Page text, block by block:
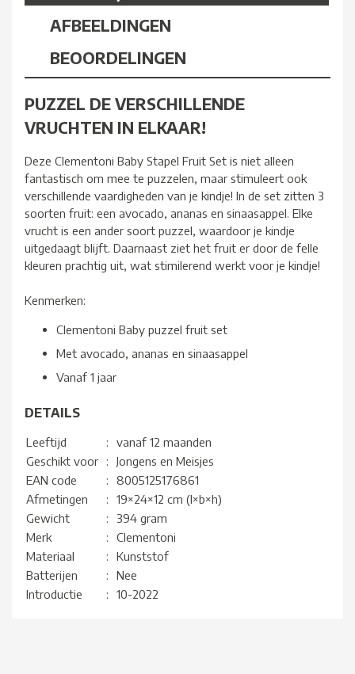
AFBEELDINGEN
BEOORDELINGEN
PUZZEL DE VERSCHILLENDE
VRUCHTEN IN ELKAAR!
Deze Clementoni Baby Stapel Fruit Set is niet alleen
fantastisch om mee te puzzelen, maar stimuleert ook
verschillende vaardigheden van je kindje! In de set zitten 3
soorten fruit: een avocado, ananas en sinaasappel. Elke
vrucht is een ander soort puzzel, waardoor je kindje
uitgedaagt blijft. Daarnaast ziet het fruit er door de felle
kleuren prachtig uit, wat stimilerend werkt voor je kindje!
Kenmerken:
Clementoni Baby puzzel fruit set
Met avocado, ananas en sinaasappel
Vanaf 1 jaar
DETAILS
Leeftijd :
vanaf 12 maanden
Geschikt voor
:
Jongens en Meisjes
EAN code
:
8005125176861
Afmetingen
:
19×24×12 cm (l×b×h)
Gewicht
:
394 gram
Merk
:
Clementoni
Materiaal
:
Kunststof
Batterijen
:
Nee
Introductie
: 10-2022